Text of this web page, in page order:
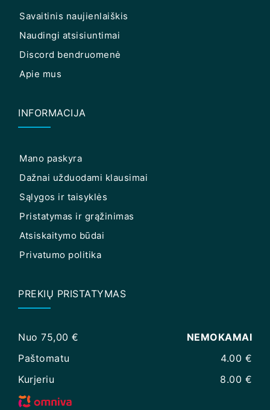
Savaitinis naujienlaiškis
Naudingi atsisiuntimai
Discord bendruomenė
Apie mus
INFORMACIJA
Mano paskyra
Dažnai užduodami klausimai
Sąlygos ir taisyklės
Pristatymas ir grąžinimas
Atsiskaitymo būdai
Privatumo politika
PREKIŲ PRISTATYMAS
Nuo 75,00 €
NEMOKAMAI
Paštomatu
4.00 €
Kurjeriu
8.00 €